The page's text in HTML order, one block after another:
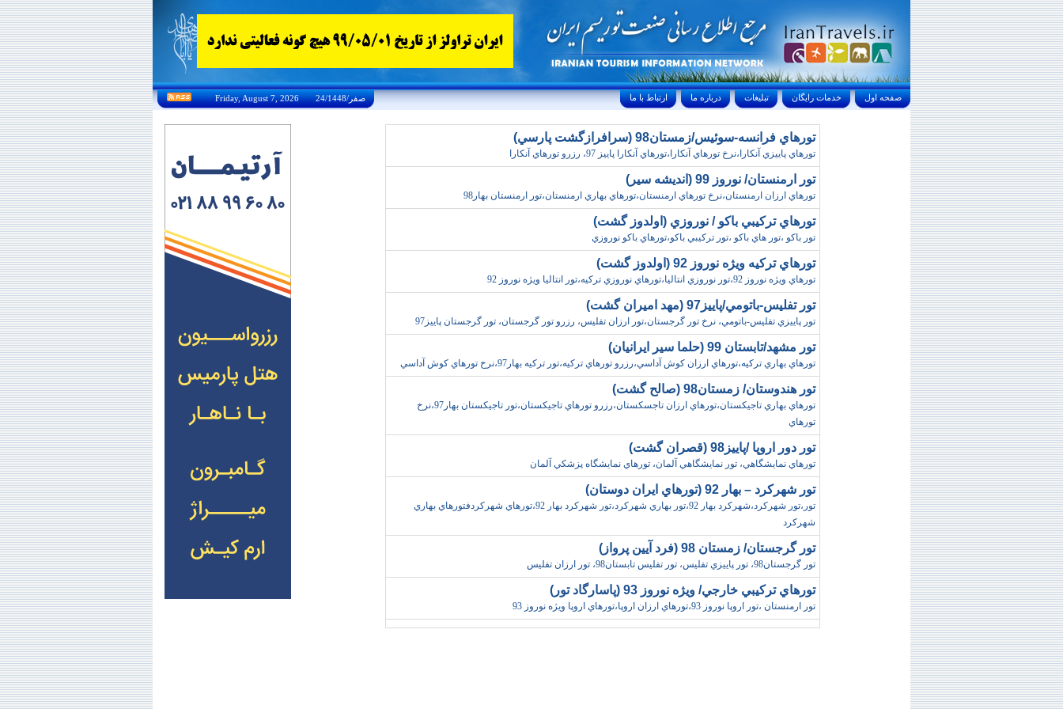
Friday, August 7, 2026 24/صفر/1448 ارتباط با ما درباره ما تبليغات خدمات رايگان صفحه اول
تورهاي فرانسه-سوئيس/زمستان98 (سرافرازگشت پارسي)
تورهاي پاييزي آنکارا،نرخ تورهاي آنکارا،تورهاي آنکارا پاييز 97، رزرو تورهاي آنکارا
تور ارمنستان/ نوروز 99 (انديشه سير)
تورهاي ارزان ارمنستان،نرخ تورهاي ارمنستان،تورهاي بهاري ارمنستان،تور ارمنستان بهار98
تورهاي ترکيبي باکو / نوروزي (اولدوز گشت)
تور باکو ،تور هاي باکو ،تور ترکيبي باکو،تورهاي باکو نوروزي
تورهاي ترکيه ويژه نوروز 92 (اولدوز گشت)
تورهاي ويژه نوروز 92،تور نوروزي انتاليا،تورهاي نوروزي ترکيه،تور انتاليا ويژه نوروز 92
تور تفليس-باتومي/پاييز97 (مهد اميران گشت)
تور پاييزي تفليس-باتومي، نرخ تور گرجستان،تور ارزان تفليس، رزرو تور گرجستان، تور گرجستان پاييز97
تور مشهد/تابستان 99 (حلما سير ايرانيان)
تورهاي بهاري ترکيه،تورهاي ارزان کوش آداسي،رزرو تورهاي ترکيه،تور ترکيه بهار97،نرخ تورهاي کوش آداسي
تور هندوستان/ زمستان98 (صالح گشت)
تورهاي بهاري تاجيکستان،تورهاي ارزان تاجسکستان،رزرو تورهاي تاجيکستان،تور تاجيکستان بهار97،نرخ
تورهاي
تور دور اروپا /پاييز98 (قصران گشت)
تورهاي نمايشگاهي، تور نمايشگاهي آلمان، تورهاي نمايشگاه پزشکي آلمان
تور شهرکرد – بهار 92 (تورهاي ايران دوستان)
تور،تور شهرکرد،شهرکرد بهار 92،تور بهاري شهرکرد،تور شهرکرد بهار 92،تورهاي شهرکردفتورهاي بهاري
شهرکرد
تور گرجستان/ زمستان 98 (فرد آيين پرواز)
تور گرجستان98، تور پاييزي تفليس، تور تفليس تابستان98، تور ارزان تفليس
تورهاي ترکيبي خارجي/ ويژه نوروز 93 (پاسارگاد تور)
تور ارمنستان ،تور اروپا نوروز 93،تورهاي ارزان اروپا،تورهاي اروپا ويژه نوروز 93